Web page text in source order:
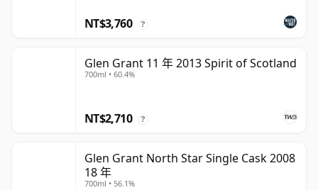
NT$3,760 ?
Glen Grant 11 年 2013 Spirit of Scotland
700ml • 60.4%
NT$2,710 ?
Glen Grant North Star Single Cask 2008
18 年
700ml • 56.1%